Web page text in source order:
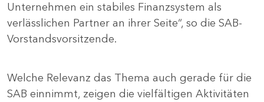
Unternehmen ein stabiles Finanzsystem als
verlässlichen Partner an ihrer Seite“, so die SAB-
Vorstandsvorsitzende.
Welche Relevanz das Thema auch gerade für die
SAB einnimmt, zeigen die vielfältigen Aktivitäten